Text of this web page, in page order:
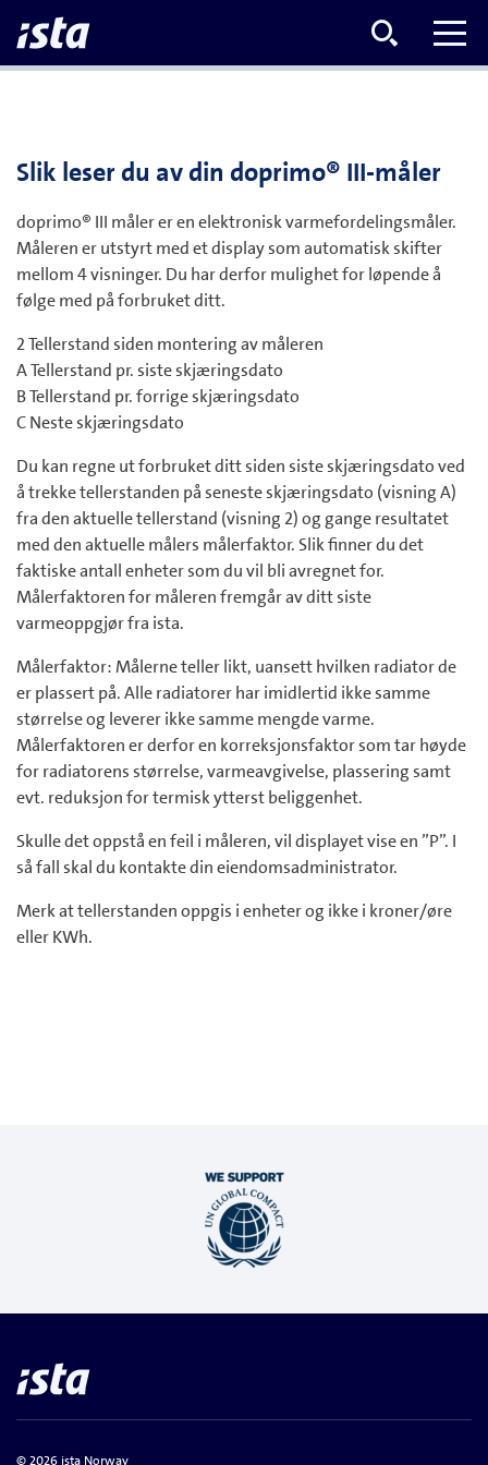
Slik leser du av din doprimo® III-måler
doprimo® III måler er en elektronisk varmefordelingsmåler.
Måleren er utstyrt med et display som automatisk skifter
mellom 4 visninger. Du har derfor mulighet for løpende å
følge med på forbruket ditt.
2 Tellerstand siden montering av måleren
A Tellerstand pr. siste skjæringsdato
B Tellerstand pr. forrige skjæringsdato
C Neste skjæringsdato
Du kan regne ut forbruket ditt siden siste skjæringsdato ved
å trekke tellerstanden på seneste skjæringsdato (visning A)
fra den aktuelle tellerstand (visning 2) og gange resultatet
med den aktuelle målers målerfaktor. Slik finner du det
faktiske antall enheter som du vil bli avregnet for.
Målerfaktoren for måleren fremgår av ditt siste
varmeoppgjør fra ista.
Målerfaktor: Målerne teller likt, uansett hvilken radiator de
er plassert på. Alle radiatorer har imidlertid ikke samme
størrelse og leverer ikke samme mengde varme.
Målerfaktoren er derfor en korreksjonsfaktor som tar høyde
for radiatorens størrelse, varmeavgivelse, plassering samt
evt. reduksjon for termisk ytterst beliggenhet.
Skulle det oppstå en feil i måleren, vil displayet vise en ”P”. I
så fall skal du kontakte din eiendomsadministrator.
Merk at tellerstanden oppgis i enheter og ikke i kroner/øre
eller KWh.
© 2026 ista Norway